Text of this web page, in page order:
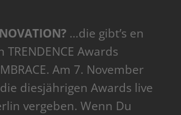
…die gibt’s en
Awards
Am 7. November
diesjährigen Awards live
vergeben. Wenn Du